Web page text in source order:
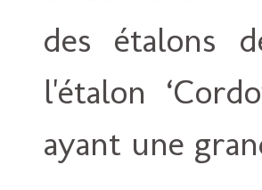
des étalons
l'étalon
ayant une